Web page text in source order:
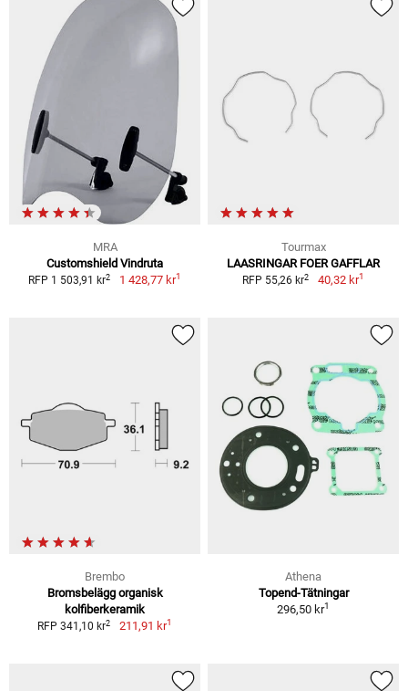
MRA
Customshield Vindruta
RFP 1 503,91 kr2 1 428,77 kr1
Tourmax
LAASRINGAR FOER GAFFLAR
RFP 55,26 kr2 40,32 kr1
Brembo
Bromsbelägg organisk
kolfiberkeramik
RFP 341,10 kr2 211,91 kr1
Athena
Topend-Tätningar
296,50 kr1